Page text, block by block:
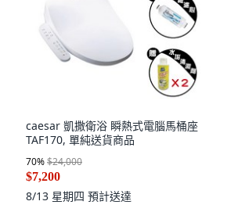
caesar 凱撒衛浴 瞬熱式電腦馬桶座
TAF170, 單純送貨商品
70%$24,000
$7,200
8/13 星期四 預計送達